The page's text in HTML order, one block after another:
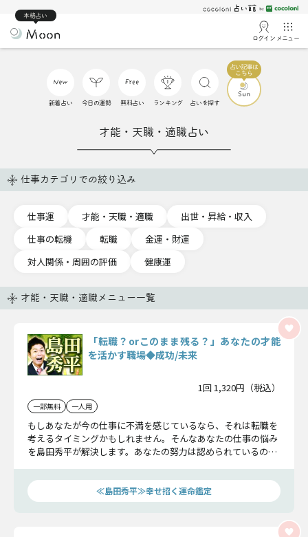
本格占い
ログイン メニュー
新着占い 今日の運勢 無料占い ランキング 占いを探す
才能・天職・適職占い
仕事カテゴリでの絞り込み
仕事運 才能・天職・適職
出世・昇給・収入
仕事の転機
転職
金運・財運
対人関係・周囲の評価
健康運
才能・天職・適職メニュー一覧
「転職？orこのまま残る？」あなたの才能
を活かす職場◆成功/未来
1回 1,320円（税込）
一部無料 一人用
もしあなたが今の仕事に不満を感じているなら、それは転職を
考えるタイミングかもしれません。そんなあなたの仕事の悩み
を島田秀平が解決します。あなたの努力は認められているの
めるのか？ 全部お伝えしますよ！
≪島田秀平≫幸せ招く運命鑑定